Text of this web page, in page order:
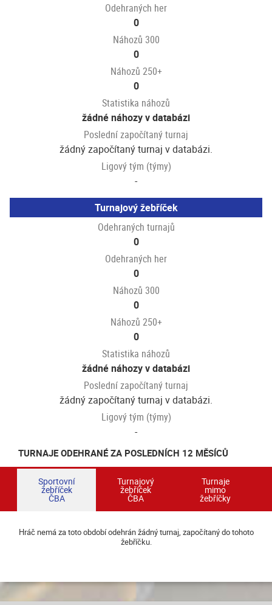
Odehraných her
0
Náhozů 300
0
Náhozů 250+
0
Statistika náhozů
žádné náhozy v databázi
Poslední započítaný turnaj
žádný započítaný turnaj v databázi.
Ligový tým (týmy)
-
Turnajový žebříček
Odehraných turnajů
0
Odehraných her
0
Náhozů 300
0
Náhozů 250+
0
Statistika náhozů
žádné náhozy v databázi
Poslední započítaný turnaj
žádný započítaný turnaj v databázi.
Ligový tým (týmy)
-
TURNAJE ODEHRANÉ ZA POSLEDNÍCH 12 MĚSÍCŮ
Sportovní
žebříček
ČBA
Turnajový
žebříček
ČBA
Turnaje
mimo
žebříčky
Hráč nemá za toto období odehrán žádný turnaj, započítaný do tohoto
žebříčku.